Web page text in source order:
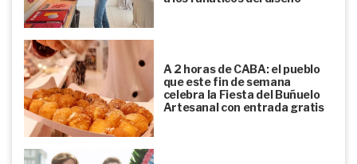
A 2 horas de CABA: el pueblo
que este fin de semana
celebra la Fiesta del Buñuelo
Artesanal con entrada gratis